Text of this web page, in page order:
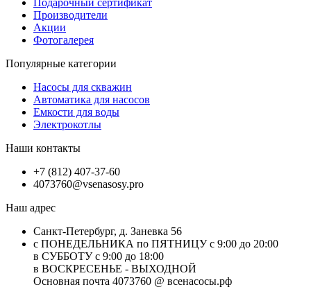
Подарочный сертификат
Производители
Акции
Фотогалерея
Популярные категории
Насосы для скважин
Автоматика для насосов
Емкости для воды
Электрокотлы
Наши контакты
+7 (812) 407-37-60
4073760@vsenasosy.pro
Наш адрес
Санкт-Петербург, д. Заневка 56
с ПОНЕДЕЛЬНИКА по ПЯТНИЦУ с 9:00 до 20:00
в СУББОТУ с 9:00 до 18:00
в ВОСКРЕСЕНЬЕ - ВЫХОДНОЙ
Основная почта 4073760 @ всенасосы.рф